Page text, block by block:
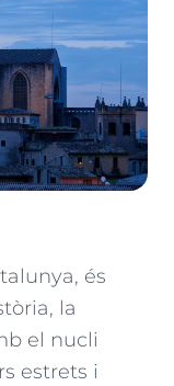
és
la
el nucli
estrets i